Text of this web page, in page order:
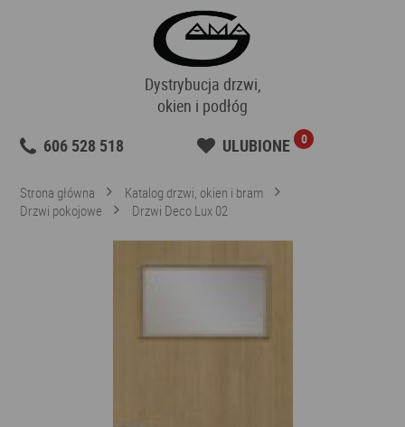
Dystrybucja drzwi,
okien i podłóg
606 528 518
ULUBIONE 0
Strona główna
Katalog drzwi, okien i bram
Drzwi pokojowe
Drzwi Deco Lux 02